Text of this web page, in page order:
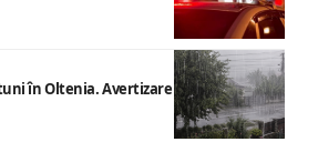
în Oltenia. Avertizare ANM